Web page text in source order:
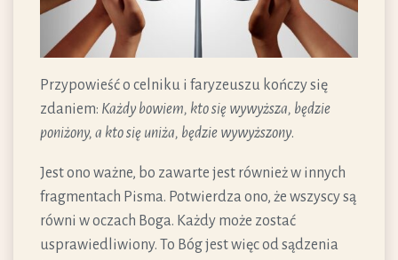
Przypowieść o celniku i faryzeuszu kończy się
zdaniem: Każdy bowiem, kto się wywyższa, będzie
poniżony, a kto się uniża, będzie wywyższony.
Jest ono ważne, bo zawarte jest również w innych
fragmentach Pisma. Potwierdza ono, że wszyscy są
równi w oczach Boga. Każdy może zostać
usprawiedliwiony. To Bóg jest więc od sądzenia